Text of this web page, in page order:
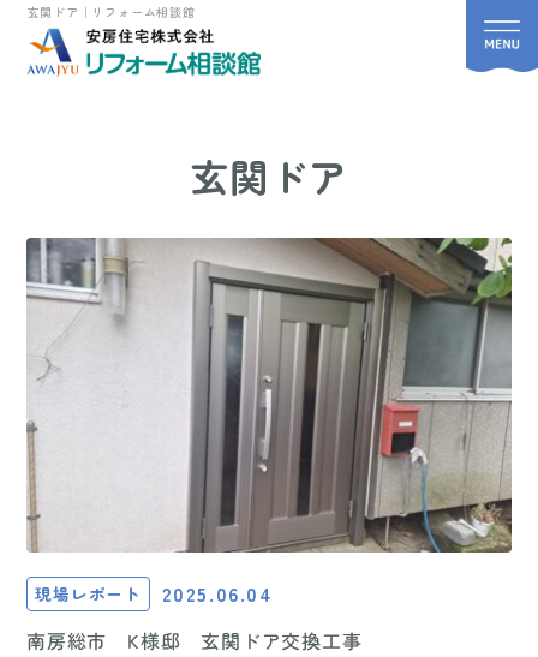
玄関ドア｜リフォーム相談館
玄関ドア
現場レポート 2025.06.04
南房総市 K様邸 玄関ドア交換工事